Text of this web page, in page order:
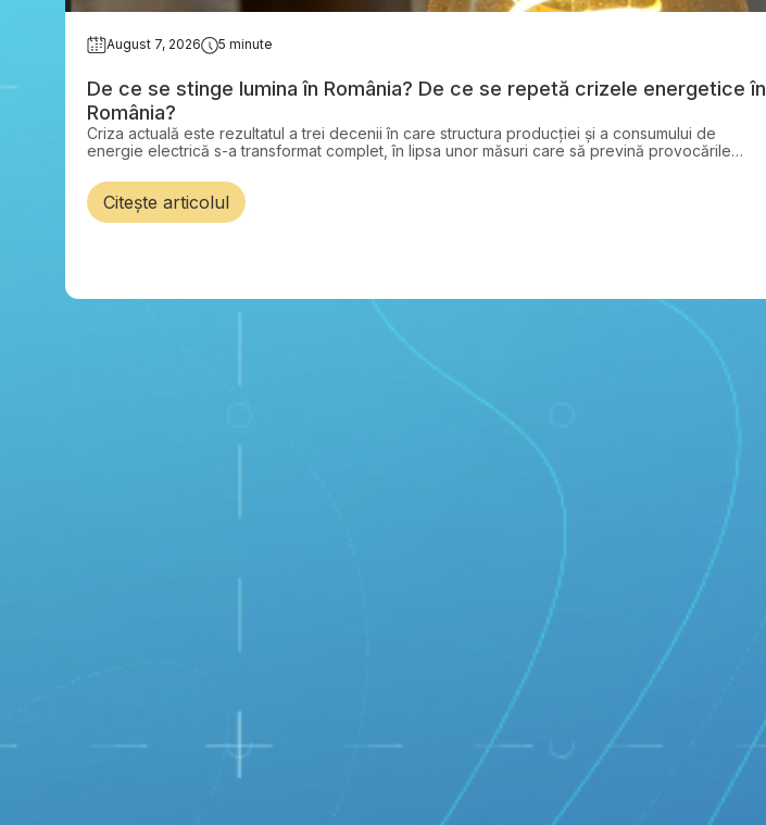
August 7, 2026 5 minute
De ce se stinge lumina în România? De ce se repetă crizele energetice în
România?
Criza actuală este rezultatul a trei decenii în care structura producției și a consumului de
energie electrică s-a transformat complet, în lipsa unor măsuri care să prevină provocările
Citește articolul